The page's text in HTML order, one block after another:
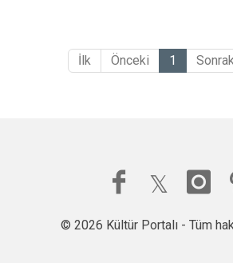
İlk Önceki 1
© 2026 Kültür Portalı - Tüm